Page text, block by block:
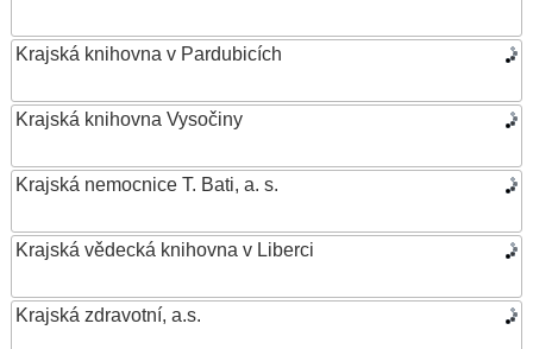
Krajská knihovna v Pardubicích
Krajská knihovna Vysočiny
Krajská nemocnice T. Bati, a. s.
Krajská vědecká knihovna v Liberci
Krajská zdravotní, a.s.